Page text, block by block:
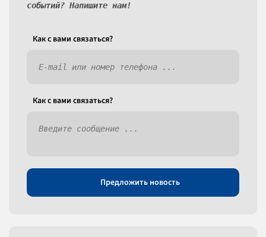
событий? Напишите нам!
Как c вами связаться?
Как c вами связаться?
Предложить новость